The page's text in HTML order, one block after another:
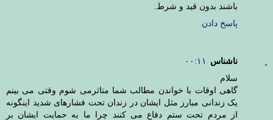
باشند بدون قید و شرط.
پاسخ دادن
ناشناس
۰۰:۱۱
سلام
گاهی اوقات با خواندن مطالب شما متاثرمی شوم وقتی می بینم
یک زندانی مبارز مثل ایشان در زندان تحت فشارهای شدید اینگونه
از مردم تحت ستم دفاع می کنند چرا ما به حمایت ایشان بر